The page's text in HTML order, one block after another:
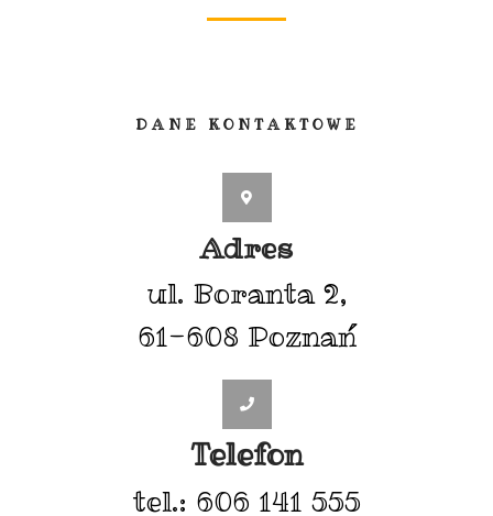
DANE KONTAKTOWE
Adres
ul. Boranta 2,
61-608 Poznań
Telefon
tel.: 606 141 555